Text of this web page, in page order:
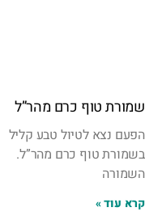
שמורת טוף כרם מהר”ל
הפעם נצא לטיול טבע קליל
בשמורת טוף כרם מהר”ל.
השמורה
קרא עוד »